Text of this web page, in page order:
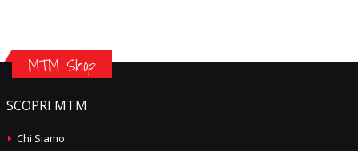
MTM Shop
SCOPRI MTM
Chi Siamo